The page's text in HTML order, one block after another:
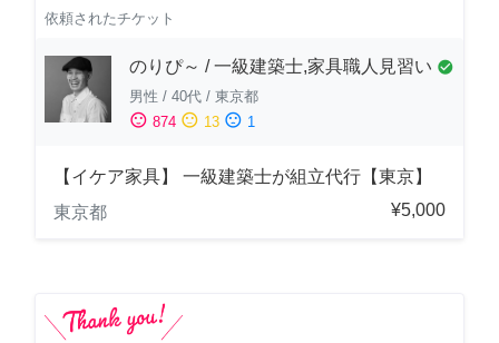
依頼されたチケット
のりぴ～ / 一級建築士,家具職人見習い check_circle
男性 / 40代 / 東京都
sentiment_satisfied 874 sentiment_neutral 13 sentiment_dissatisfied 1
【イケア家具】 一級建築士が組立代行【東京】
東京都
¥5,000